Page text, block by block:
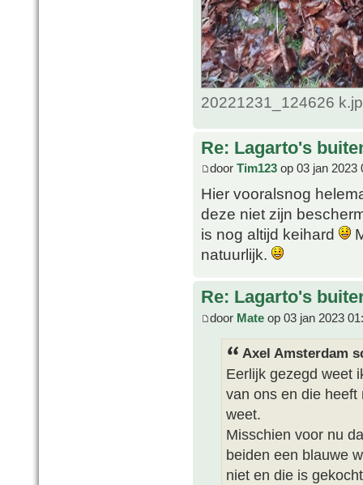
20221231_124626
Re: Lagarto's
door Tim123 op 03 jan 2023
Hier vooralsnog
deze niet zijn
is nog altijd keihard
natuurlijk.
Re: Lagarto's
door Mate op 03 jan 2023
Axel Amsterdam
Eerlijk gezegd weet
van ons en die
weet.
Misschien voor nu
beiden een blauwe
niet en die is